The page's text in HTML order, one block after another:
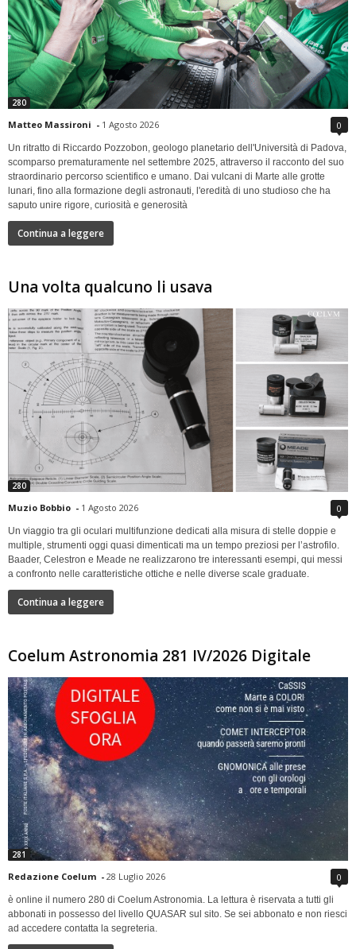
280
Matteo Massironi - 1 Agosto 2026 0
Un ritratto di Riccardo Pozzobon, geologo planetario dell'Università di Padova,
scomparso prematuramente nel settembre 2025, attraverso il racconto del suo
straordinario percorso scientifico e umano. Dai vulcani di Marte alle grotte
lunari, fino alla formazione degli astronauti, l'eredità di uno studioso che ha
saputo unire rigore, curiosità e generosità
Continua a leggere
Una volta qualcuno li usava
280
Muzio Bobbio - 1 Agosto 2026 0
Un viaggio tra gli oculari multifunzione dedicati alla misura di stelle doppie e
multiple, strumenti oggi quasi dimenticati ma un tempo preziosi per l’astrofilo.
Baader, Celestron e Meade ne realizzarono tre interessanti esempi, qui messi
a confronto nelle caratteristiche ottiche e nelle diverse scale graduate.
Continua a leggere
Coelum Astronomia 281 IV/2026 Digitale
281
Redazione Coelum - 28 Luglio 2026 0
è online il numero 280 di Coelum Astronomia. La lettura è riservata a tutti gli
abbonati in possesso del livello QUASAR sul sito. Se sei abbonato e non riesci
ad accedere contatta la segreteria.